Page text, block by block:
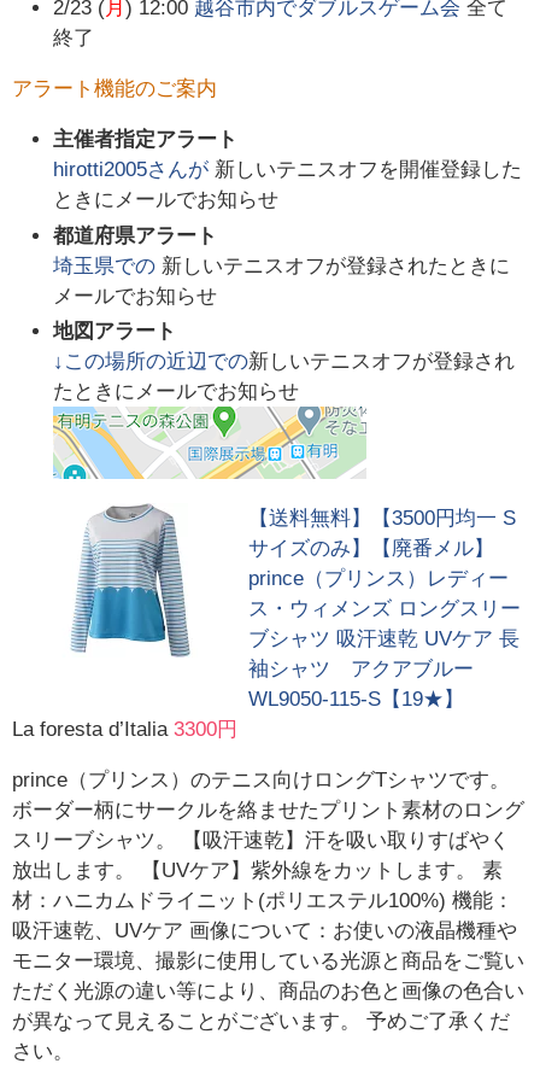
2/23 (月) 12:00 越谷市内でダブルスゲーム会 全て
終了
アラート機能のご案内
主催者指定アラート
hirotti2005さんが 新しいテニスオフを開催登録した
ときにメールでお知らせ
都道府県アラート
埼玉県での 新しいテニスオフが登録されたときに
メールでお知らせ
地図アラート
↓この場所の近辺での新しいテニスオフが登録され
たときにメールでお知らせ
【送料無料】【3500円均一 S
サイズのみ】【廃番メル】
prince（プリンス）レディー
ス・ウィメンズ ロングスリー
ブシャツ 吸汗速乾 UVケア 長
袖シャツ アクアブルー
WL9050-115-S【19★】
La foresta d’Italia 3300円
prince（プリンス）のテニス向けロングTシャツです。
ボーダー柄にサークルを絡ませたプリント素材のロング
スリーブシャツ。 【吸汗速乾】汗を吸い取りすばやく
放出します。 【UVケア】紫外線をカットします。 素
材：ハニカムドライニット(ポリエステル100%) 機能：
吸汗速乾、UVケア 画像について：お使いの液晶機種や
モニター環境、撮影に使用している光源と商品をご覧い
ただく光源の違い等により、商品のお色と画像の色合い
が異なって見えることがございます。 予めご了承くだ
さい。